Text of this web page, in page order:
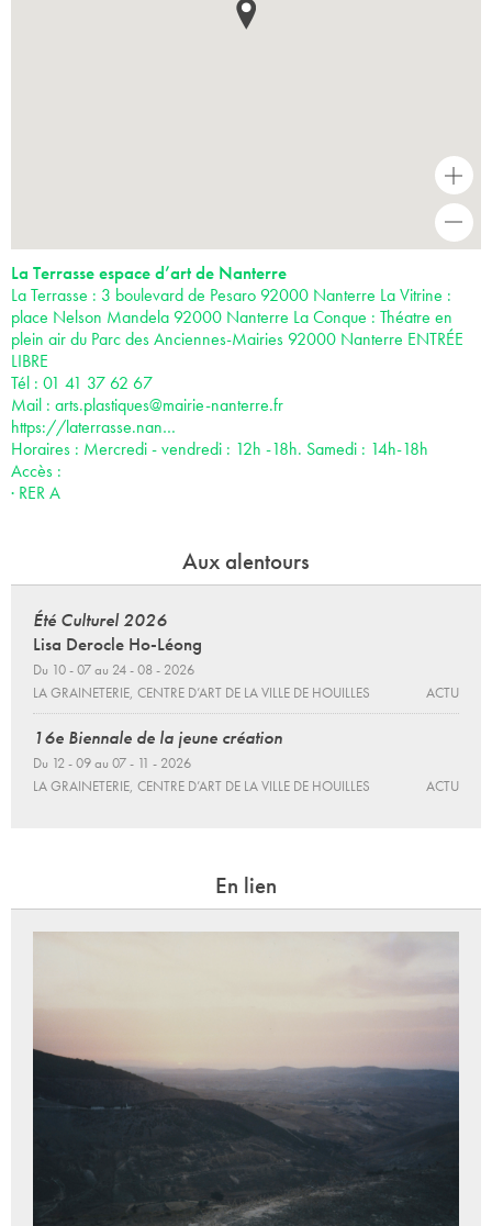
+
La Terrasse espace d’art de Nanterre
La Terrasse : 3 boulevard de Pesaro 92000 Nanterre La Vitrine :
place Nelson Mandela 92000 Nanterre La Conque : Théatre en
plein air du Parc des Anciennes-Mairies 92000 Nanterre ENTRÉE
LIBRE
Tél : 01 41 37 62 67
Mail : arts.plastiques@mairie-nanterre.fr
https://laterrasse.nan…
Horaires : Mercredi - vendredi : 12h -18h. Samedi : 14h-18h
Accès :
· RER A
Aux alentours
Été Culturel 2026
Lisa Derocle Ho-Léong
Du 10 - 07 au 24 - 08 - 2026
LA GRAINETERIE, CENTRE D’ART DE LA VILLE DE HOUILLES
ACTU
16e Biennale de la jeune création
Du 12 - 09 au 07 - 11 - 2026
LA GRAINETERIE, CENTRE D’ART DE LA VILLE DE HOUILLES
ACTU
En lien